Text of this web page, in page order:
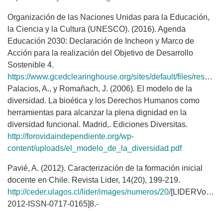
Organización de las Naciones Unidas para la Educación,
la Ciencia y la Cultura (UNESCO). (2016). Agenda
Educación 2030: Declaración de Incheon y Marco de
Acción para la realización del Objetivo de Desarrollo
Sostenible 4.
https://www.gcedclearinghouse.org/sites/default/files/resources/245656s.pdf
Palacios, A., y Romañach, J. (2006). El modelo de la
diversidad. La bioética y los Derechos Humanos como
herramientas para alcanzar la plena dignidad en la
diversidad funcional. Madrid,. Ediciones Diversitas.
http://forovidaindependiente.org/wp-
content/uploads/el_modelo_de_la_diversidad.pdf
Pavié, A. (2012). Caracterización de la formación inicial
docente en Chile. Revista Lider, 14(20), 199-219.
http://ceder.ulagos.cl/lider/images/numeros/20/
2012-ISSN-0717-0165]8.-